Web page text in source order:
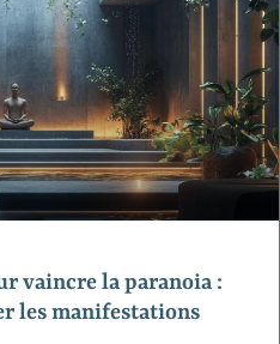
vaincre la paranoia :
les manifestations